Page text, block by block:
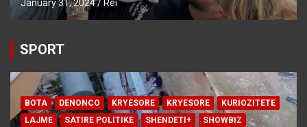
January 31, 2024 Rei
SPORT
BOTA DENONCO KRYESORE KRYESORE
KURIOZITETE
LAJME
SATIRE POLITIKE SHENDETI+
SHOWBIZ